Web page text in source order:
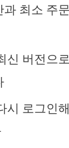
최소 주
신 버전으
시 로그인